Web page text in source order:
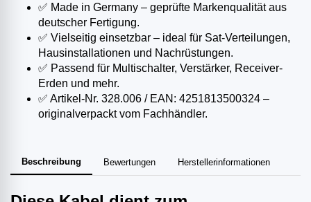
✅ Made in Germany – geprüfte Markenqualität aus
deutscher Fertigung.
✅ Vielseitig einsetzbar – ideal für Sat-Verteilungen,
Hausinstallationen und Nachrüstungen.
✅ Passend für Multischalter, Verstärker, Receiver-
Erden und mehr.
✅ Artikel-Nr. 328.006 / EAN: 4251813500324 –
originalverpackt vom Fachhändler.
Beschreibung Bewertungen Herstellerinformationen